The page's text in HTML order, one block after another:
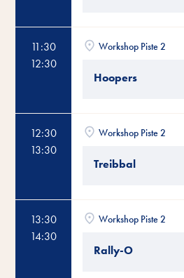
11:30
12:30
Workshop Piste 2
Hoopers
12:30
13:30
Workshop Piste 2
Treibbal
13:30
14:30
Workshop Piste 2
Rally-O